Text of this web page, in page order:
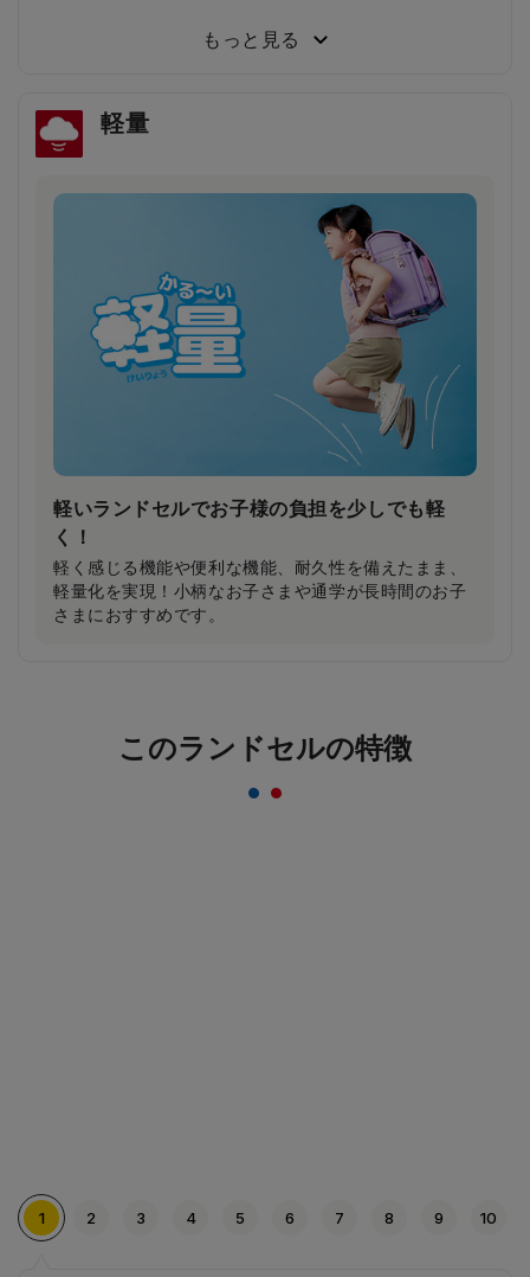
った結果、約80％が「楽ッションで通学したい」と回
雨の日や薄暗い夕方でもドライバーの注意を引
き安全・安心
雨で視界が悪い日や夕暮れ時に、ランドセルのふちが
ピカッと光り、ドライバーの注意を引きます。
ピカッは素材の上に特殊加工を施すことにより、素材
もっと見る
軽量
軽いランドセルでお子様の負担を少しでも軽
く！
軽く感じる機能や便利な機能、耐久性を備えたまま、
軽量化を実現！小柄なお子さまや通学が長時間のお子
さまにおすすめです。
このランドセルの特徴
1 2 3 4 5 6 7 8 9 10